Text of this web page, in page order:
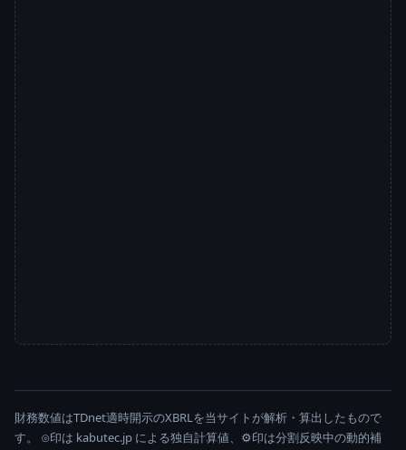
財務数値はTDnet適時開示のXBRLを当サイトが解析・算出したもので
す。 ⊙印は kabutec.jp による独自計算値、⚙印は分割反映中の動的補